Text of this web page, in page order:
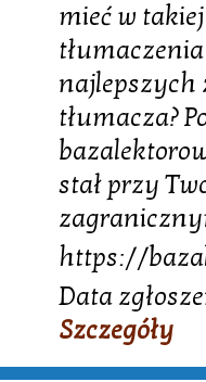
mieć w
najlepszych
tłumacza?
stał przy
https://
Data
Szczegóły